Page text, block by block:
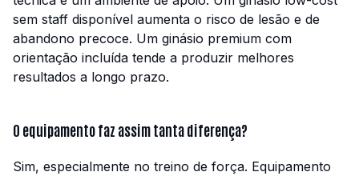
sem staff disponível aumenta o risco de lesão e de
abandono precoce. Um ginásio premium com
orientação incluída tende a produzir melhores
resultados a longo prazo.
O equipamento faz assim tanta diferença?
Sim, especialmente no treino de força. Equipamento